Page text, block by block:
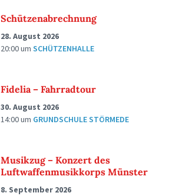
Schützenabrechnung
28. August 2026
20:00um SCHÜTZENHALLE
Fidelia – Fahrradtour
30. August 2026
14:00um GRUNDSCHULE STÖRMEDE
Musikzug – Konzert des
Luftwaffenmusikkorps Münster
8. September 2026